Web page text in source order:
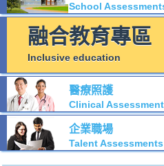
School
融合教育專區
Inclusive education
醫療照護
Clinical
企業職場
Talent Assessments